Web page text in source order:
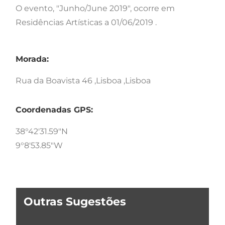
O evento, "Junho/June 2019", ocorre em
Residências Artísticas a 01/06/2019 .
Morada:
Rua da Boavista 46 ,Lisboa ,Lisboa
Coordenadas GPS:
38°42'31.59"N
9°8'53.85"W
Outras Sugestões